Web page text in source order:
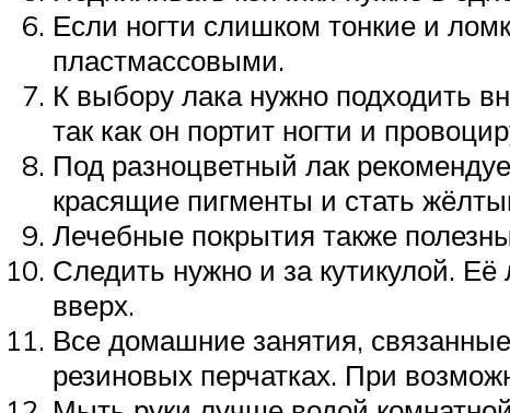
Если ногти слишком тонкие и
пластмассовыми.
К выбору лака нужно подходить
так как он портит ногти и
Под разноцветный лак
красящие пигменты и стать
Лечебные покрытия также
Следить нужно и за кутикулой.
вверх.
Все домашние занятия,
резиновых перчатках. При